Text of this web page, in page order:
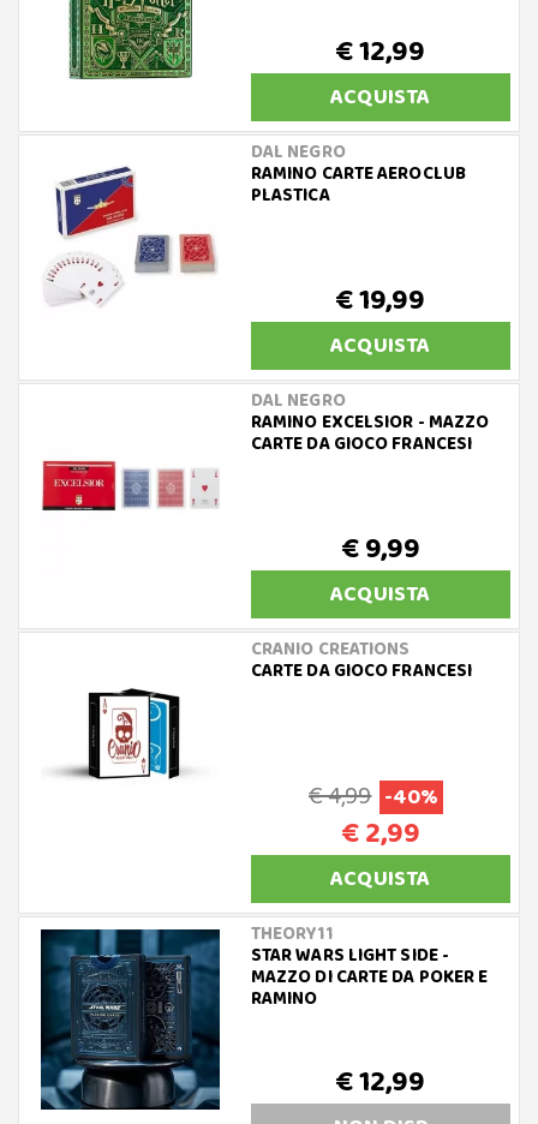
€ 12,99
ACQUISTA
DAL NEGRO
RAMINO CARTE AEROCLUB
PLASTICA
€ 19,99
ACQUISTA
DAL NEGRO
RAMINO EXCELSIOR - MAZZO
CARTE DA GIOCO FRANCESI
€ 9,99
ACQUISTA
CRANIO CREATIONS
CARTE DA GIOCO FRANCESI
€ 4,99 -40%
€ 2,99
ACQUISTA
THEORY11
STAR WARS LIGHT SIDE -
MAZZO DI CARTE DA POKER E
RAMINO
€ 12,99